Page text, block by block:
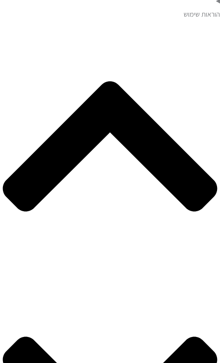
הוראות שימוש